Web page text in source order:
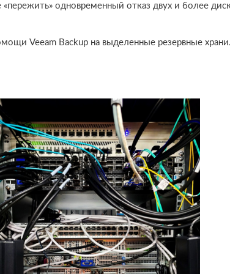
одновременный отказ двух и более
Veeam Backup на выделенные резервные